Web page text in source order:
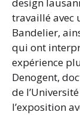
design
travaillé avec
Bandelier,
qui ont
expérience
Denogent,
de
l’exposition